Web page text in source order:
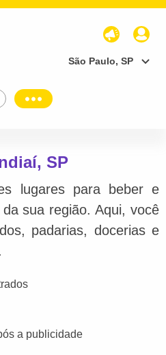
São Paulo, SP
SP
lugares para beber e
sua região. Aqui, você
padarias, docerias e
a publicidade